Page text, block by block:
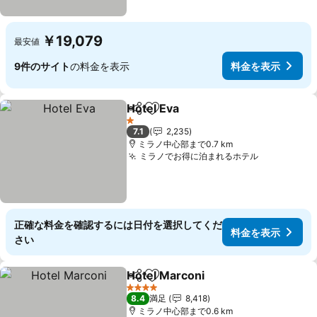
最安値 ￥19,079
9件のサイトの料金を表示 料金を表示
シェアお気に入りに追加
Hotel Eva
1 ホテルのランク
7.1
2,235
ミラノ中心部まで0.7 km
ミラノでお得に泊まれるホテル料金を表示
正確な料金を確認するには日付を選択してくだ
さい
料金を表示
シェアお気に入りに追加
Hotel Marconi
4 ホテルのランク
8.4 満足
8,418
ミラノ中心部まで0.6 km